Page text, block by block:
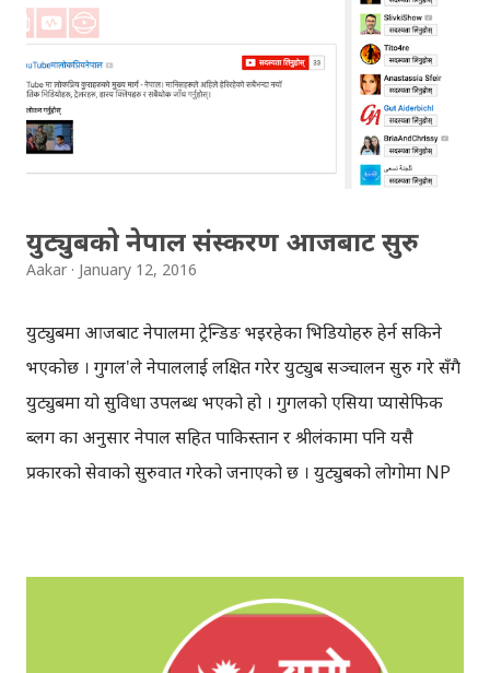
जस्तो काम नगरेको सार्वजनिक गर्दै, ह्वाट्सयाप अब सँधैको लागि फ्रि हुने
घोषणा गरेको हो । सबै प्रयोगकर्तासँग डेबिट/क्रेडिट कार्ड नभएको तर
दोस्रो वर्ष देखि पैसा तिर्नुपर्ने हुँदा, आफन्तजनसँग ह्वाट्सयाप मार्फत
नजिक हुन नपाएको कुरा ब्लगमा उल्लेख गरिएकोछ । यसको अर्थ,
प्रयोगकर्ताहरु पैसा तिर्...
युट्युबको नेपाल संस्करण आजबाट सुरु
Aakar January 12, 2016
युट्युबमा आजबाट नेपालमा ट्रेन्डिङ भइरहेका भिडियोहरु हेर्न सकिने
भएकोछ । गुगल'ले नेपाललाई लक्षित गरेर युट्युब सञ्चालन सुरु गरे सँगै
युट्युबमा यो सुविधा उपलब्ध भएको हो । गुगलको एसिया प्यासेफिक
ब्लग का अनुसार नेपाल सहित पाकिस्तान र श्रीलंकामा पनि यसै
प्रकारको सेवाको सुरुवात गरेको जनाएको छ । युट्युबको लोगोमा NP
युट्युबप्रयोगकर्ताहरुलाई, धेरै नेपाली प्रयोगकर्ताहरु सम्म पुग्न सहयोग
गर्ने अपेक्षा गरिएको छ । त्यस्तै युट्युबमा भिडियो हेर्ने नेपाली
प्रयोगकर्ताहरुले पनि नेपालमा रुचाइएका, धेरैले हेरेका, भिडियोहरु हेर्न